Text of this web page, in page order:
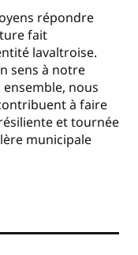
répondre
fait
lavaltroise.
sens à notre
nous
à faire
et tournée
municipale